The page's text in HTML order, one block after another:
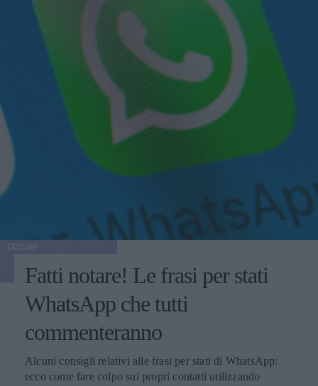
Fatti notare! Le frasi per stati
WhatsApp che tutti
commenteranno
Alcuni consigli relativi alle frasi per stati di WhatsApp:
ecco come fare colpo sui propri contatti utilizzando